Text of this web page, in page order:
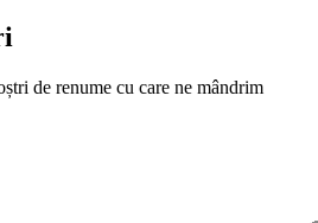
de renume cu care ne mândrim